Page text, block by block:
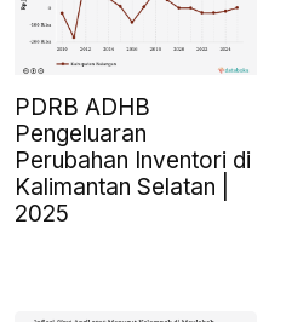
PDRB ADHB
Pengeluaran
Perubahan Inventori di
Kalimantan Selatan |
2025